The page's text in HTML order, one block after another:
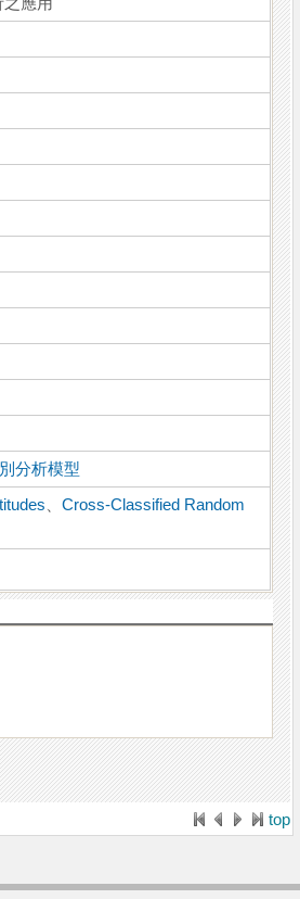
分析模型
、Cross-Classified Random
top